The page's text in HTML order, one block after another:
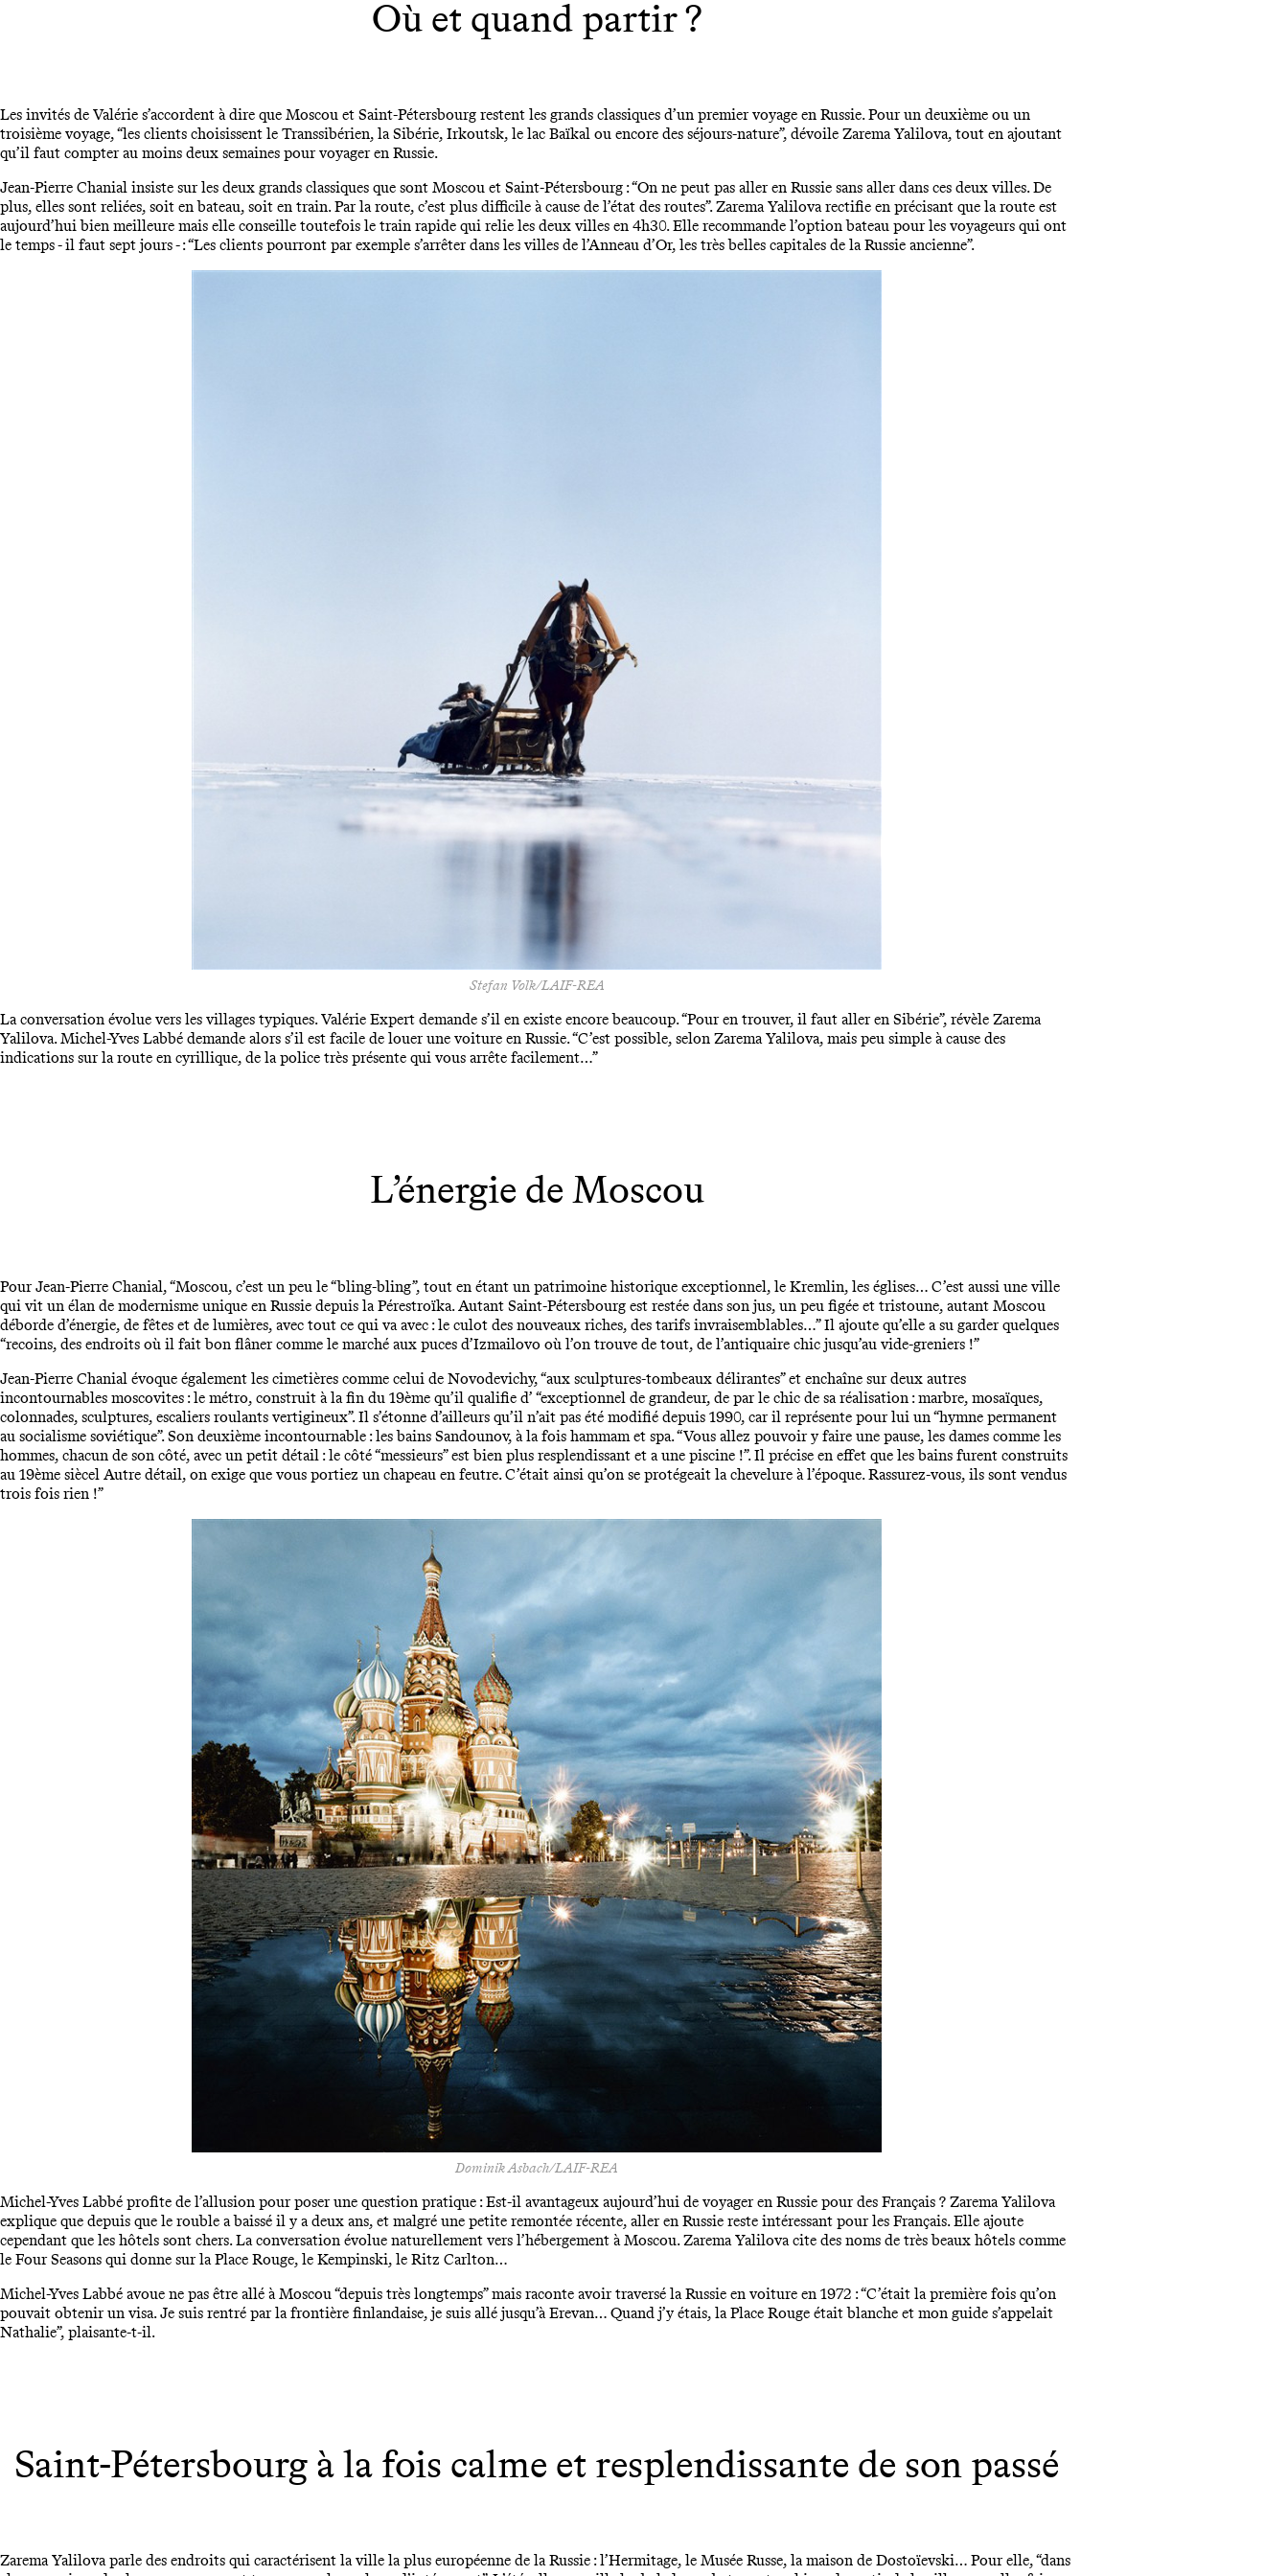
Où et quand partir ?
Les invités de Valérie s’accordent à dire que Moscou et Saint-Pétersbourg restent les grands classiques d’un premier voyage en Russie. Pour un deuxième ou un
troisième voyage, “les clients choisissent le Transsibérien, la Sibérie, Irkoutsk, le lac Baïkal ou encore des séjours-nature”, dévoile Zarema Yalilova, tout en ajoutant
qu’il faut compter au moins deux semaines pour voyager en Russie.
Jean-Pierre Chanial insiste sur les deux grands classiques que sont Moscou et Saint-Pétersbourg : “On ne peut pas aller en Russie sans aller dans ces deux villes. De
plus, elles sont reliées, soit en bateau, soit en train. Par la route, c’est plus difficile à cause de l’état des routes”. Zarema Yalilova rectifie en précisant que la route est
aujourd’hui bien meilleure mais elle conseille toutefois le train rapide qui relie les deux villes en 4h30. Elle recommande l’option bateau pour les voyageurs qui ont
le temps - il faut sept jours - : “Les clients pourront par exemple s’arrêter dans les villes de l’Anneau d’Or, les très belles capitales de la Russie ancienne”.
Stefan Volk/LAIF-REA
La conversation évolue vers les villages typiques. Valérie Expert demande s’il en existe encore beaucoup. “Pour en trouver, il faut aller en Sibérie”, révèle Zarema
Yalilova. Michel-Yves Labbé demande alors s’il est facile de louer une voiture en Russie. “C’est possible, selon Zarema Yalilova, mais peu simple à cause des
indications sur la route en cyrillique, de la police très présente qui vous arrête facilement…”
L’énergie de Moscou
Pour Jean-Pierre Chanial, “Moscou, c’est un peu le “bling-bling”, tout en étant un patrimoine historique exceptionnel, le Kremlin, les églises… C’est aussi une ville
qui vit un élan de modernisme unique en Russie depuis la Pérestroïka. Autant Saint-Pétersbourg est restée dans son jus, un peu figée et tristoune, autant Moscou
déborde d’énergie, de fêtes et de lumières, avec tout ce qui va avec : le culot des nouveaux riches, des tarifs invraisemblables…” Il ajoute qu’elle a su garder quelques
“recoins, des endroits où il fait bon flâner comme le marché aux puces d’Izmailovo où l’on trouve de tout, de l’antiquaire chic jusqu’au vide-greniers !”
Jean-Pierre Chanial évoque également les cimetières comme celui de Novodevichy, “aux sculptures-tombeaux délirantes” et enchaîne sur deux autres
incontournables moscovites : le métro, construit à la fin du 19ème qu’il qualifie d’ “exceptionnel de grandeur, de par le chic de sa réalisation : marbre, mosaïques,
colonnades, sculptures, escaliers roulants vertigineux”. Il s’étonne d’ailleurs qu’il n’ait pas été modifié depuis 1990, car il représente pour lui un “hymne permanent
au socialisme soviétique”. Son deuxième incontournable : les bains Sandounov, à la fois hammam et spa. “Vous allez pouvoir y faire une pause, les dames comme les
hommes, chacun de son côté, avec un petit détail : le côté “messieurs” est bien plus resplendissant et a une piscine !”. Il précise en effet que les bains furent construits
au 19ème siècel Autre détail, on exige que vous portiez un chapeau en feutre. C’était ainsi qu’on se protégeait la chevelure à l’époque. Rassurez-vous, ils sont vendus
trois fois rien !”
Dominik Asbach/LAIF-REA
Michel-Yves Labbé profite de l’allusion pour poser une question pratique : Est-il avantageux aujourd’hui de voyager en Russie pour des Français ? Zarema Yalilova
explique que depuis que le rouble a baissé il y a deux ans, et malgré une petite remontée récente, aller en Russie reste intéressant pour les Français. Elle ajoute
cependant que les hôtels sont chers. La conversation évolue naturellement vers l’hébergement à Moscou. Zarema Yalilova cite des noms de très beaux hôtels comme
le Four Seasons qui donne sur la Place Rouge, le Kempinski, le Ritz Carlton…
Michel-Yves Labbé avoue ne pas être allé à Moscou “depuis très longtemps” mais raconte avoir traversé la Russie en voiture en 1972 : “C’était la première fois qu’on
pouvait obtenir un visa. Je suis rentré par la frontière finlandaise, je suis allé jusqu’à Erevan… Quand j’y étais, la Place Rouge était blanche et mon guide s’appelait
Nathalie”, plaisante-t-il.
Saint-Pétersbourg à la fois calme et resplendissante de son passé
Zarema Yalilova parle des endroits qui caractérisent la ville la plus européenne de la Russie : l’Hermitage, le Musée Russe, la maison de Dostoïevski… Pour elle, “dans